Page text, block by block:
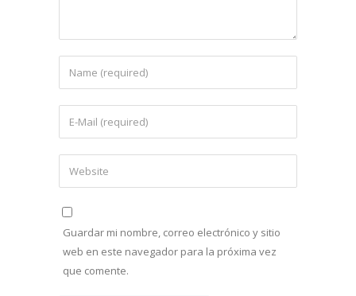
Guardar mi nombre, correo electrónico y sitio
web en este navegador para la próxima vez
que comente.